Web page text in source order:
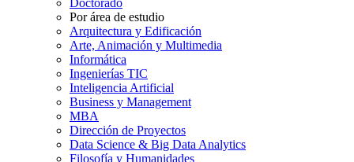
Doctorado
Por área de estudio
Arquitectura y Edificación
Arte, Animación y Multimedia
Informática
Ingenierías TIC
Inteligencia Artificial
Business y Management
MBA
Dirección de Proyectos
Data Science & Big Data Analytics
Filosofía y Humanidades